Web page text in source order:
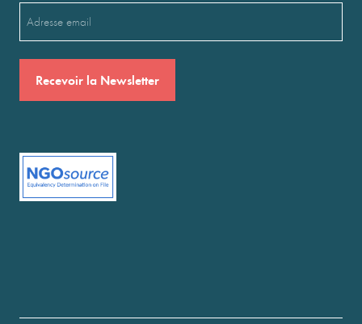
(Nécessaire)